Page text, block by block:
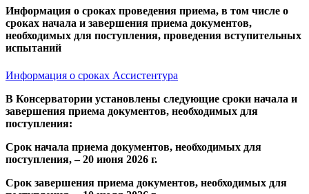
Информация о сроках проведения приема, в том числе о
сроках начала и завершения приема документов,
необходимых для поступления, проведения вступительных
испытаний
Информация о сроках Ассистентура
В Консерватории установлены следующие сроки начала и
завершения приема документов, необходимых для
поступления:
Срок начала приема документов, необходимых для
поступления, – 20 июня 2026 г.
Срок завершения приема документов, необходимых для